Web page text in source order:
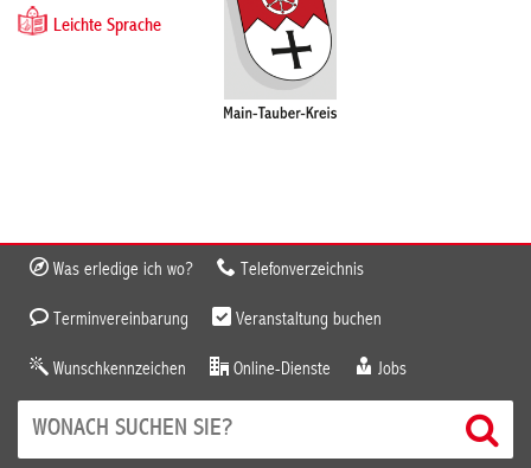
Leichte Sprache
Was erledige ich wo? Telefonverzeichnis
Terminvereinbarung Veranstaltung buchen
Wunschkennzeichen Online-Dienste Jobs